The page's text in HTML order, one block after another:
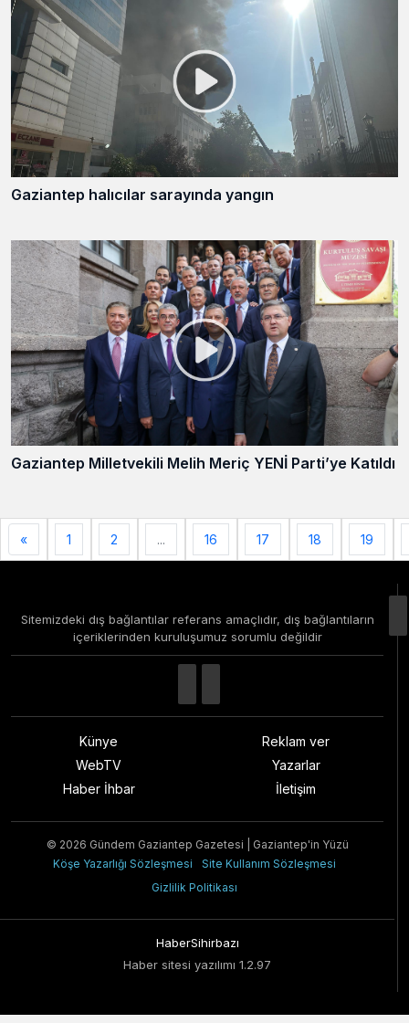
Gaziantep halıcılar sarayında yangın
Gaziantep Milletvekili Melih Meriç YENİ Parti’ye Katıldı
« 1 2 ... 16 17 18 19
Sitemizdeki dış bağlantılar referans amaçlıdır, dış bağlantıların
içeriklerinden kuruluşumuz sorumlu değildir
Künye
WebTV
Haber İhbar
Reklam ver
Yazarlar
İletişim
© 2026 Gündem Gaziantep Gazetesi | Gaziantep'in Yüzü
Köşe Yazarlığı Sözleşmesi
Site Kullanım Sözleşmesi
Gizlilik Politikası
HaberSihirbazı
Haber sitesi yazılımı 1.2.97